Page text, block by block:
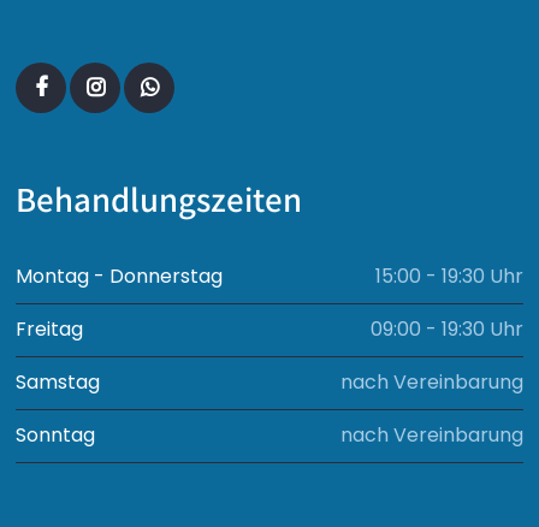
Behandlungszeiten
Montag - Donnerstag
15:00 - 19:30 Uhr
Freitag
09:00 - 19:30 Uhr
Samstag
nach Vereinbarung
Sonntag
nach Vereinbarung